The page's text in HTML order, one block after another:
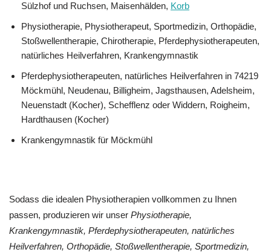
Sülzhof und Ruchsen, Maisenhälden, Korb
Physiotherapie, Physiotherapeut, Sportmedizin, Orthopädie,
Stoßwellentherapie, Chirotherapie, Pferdephysiotherapeuten,
natürliches Heilverfahren, Krankengymnastik
Pferdephysiotherapeuten, natürliches Heilverfahren in 74219
Möckmühl, Neudenau, Billigheim, Jagsthausen, Adelsheim,
Neuenstadt (Kocher), Schefflenz oder Widdern, Roigheim,
Hardthausen (Kocher)
Krankengymnastik für Möckmühl
Sodass die idealen Physiotherapien vollkommen zu Ihnen
passen, produzieren wir unser Physiotherapie,
Krankengymnastik, Pferdephysiotherapeuten, natürliches
Heilverfahren, Orthopädie, Stoßwellentherapie, Sportmedizin,